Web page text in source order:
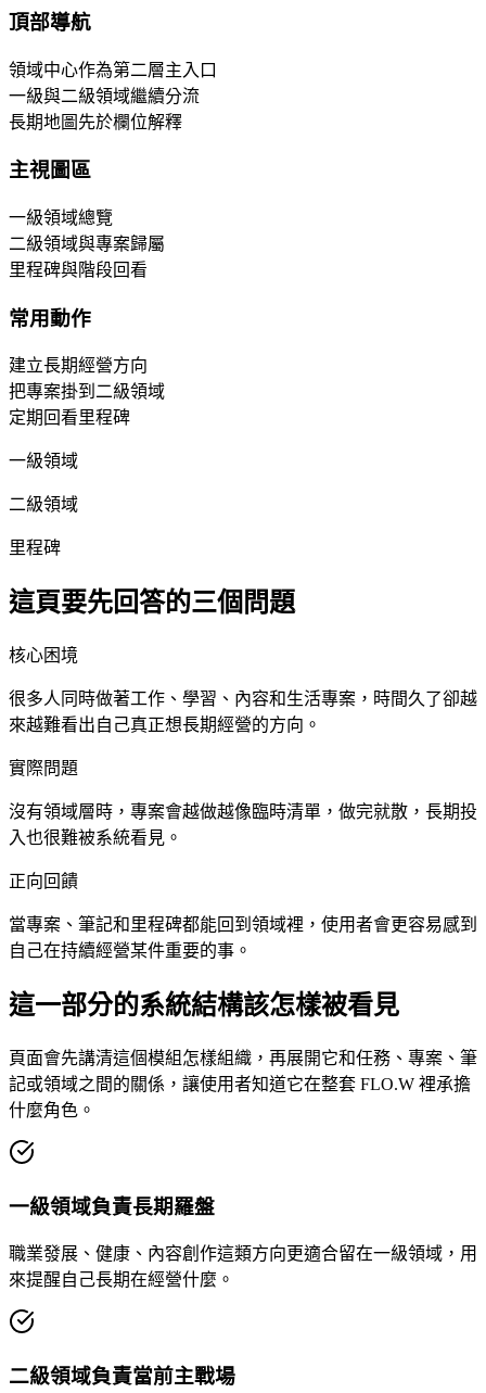
頂部導航
領域中心作為第二層主入口
一級與二級領域繼續分流
長期地圖先於欄位解釋
主視圖區
一級領域總覽
二級領域與專案歸屬
里程碑與階段回看
常用動作
建立長期經營方向
把專案掛到二級領域
定期回看里程碑
一級領域
二級領域
里程碑
這頁要先回答的三個問題
核心困境
很多人同時做著工作、學習、內容和生活專案，時間久了卻越
來越難看出自己真正想長期經營的方向。
實際問題
沒有領域層時，專案會越做越像臨時清單，做完就散，長期投
入也很難被系統看見。
正向回饋
當專案、筆記和里程碑都能回到領域裡，使用者會更容易感到
自己在持續經營某件重要的事。
這一部分的系統結構該怎樣被看見
頁面會先講清這個模組怎樣組織，再展開它和任務、專案、筆
記或領域之間的關係，讓使用者知道它在整套 FLO.W 裡承擔
什麼角色。
一級領域負責長期羅盤
職業發展、健康、內容創作這類方向更適合留在一級領域，用
來提醒自己長期在經營什麼。
二級領域負責當前主戰場